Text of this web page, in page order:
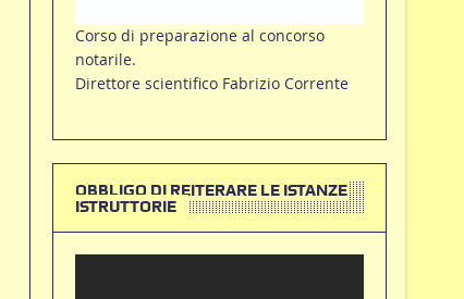
Corso di preparazione al concorso
notarile.
Direttore scientifico Fabrizio Corrente
OBBLIGO DI REITERARE LE ISTANZE
ISTRUTTORIE